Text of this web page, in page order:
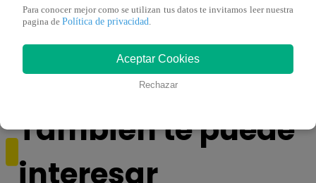
Melissa Klug en EVDLV: ¿Te consideras
También te puede
interesar
Para conocer mejor como se utilizan tus datos te invitamos leer nuestra
pagina de Política de privacidad
Aceptar Cookies
Rechazar